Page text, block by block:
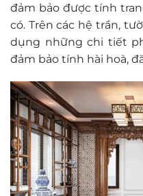
đảm bảo được tính
có. Trên các hệ trần,
dụng những chi tiết
đảm bảo tính hài hoà,